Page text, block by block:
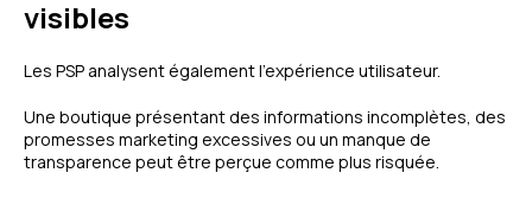
visibles
Les PSP analysent également l'expérience utilisateur.
Une boutique présentant des informations incomplètes, des
promesses marketing excessives ou un manque de
transparence peut être perçue comme plus risquée.